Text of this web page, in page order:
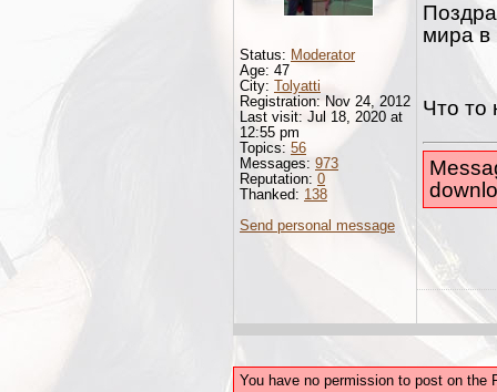
мира
Что то
Status: Moderator
Age: 47
City: Tolyatti
Registration: Nov 24, 2012
Last visit: Jul 18, 2020 at
12:55 pm
Topics: 56
Messages: 973
Reputation: 0
Thanked: 138
Send personal message
You have no permission to post on the